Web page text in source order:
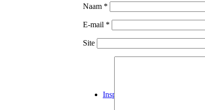
Inspiratie
Naam *
E-mail *
Site